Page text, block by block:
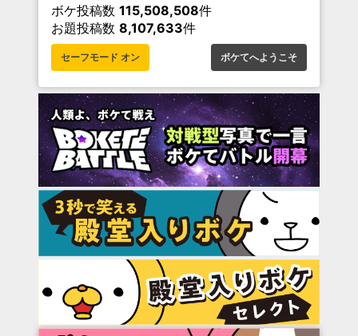
ボケ投稿数 115,508,508件
お題投稿数 8,107,633件
セーフモード オン ボケてへようこそ